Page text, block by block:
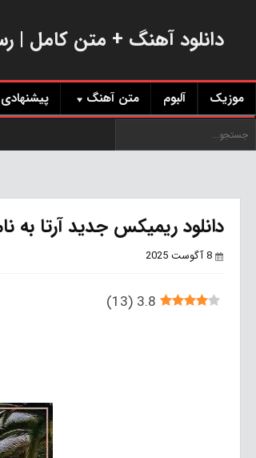
دانلود آهنگ + متن کامل |
موزیک آلبوم متن آهنگ پیشنهادی
دانلود ریمیکس جدید آرتا به
8 آگوست 2025
3.8
(
13
)